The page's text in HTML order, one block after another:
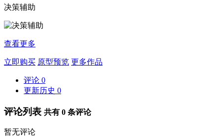
决策辅助
查看更多
立即购买 原型预览 更多作品
评论 0
更新历史 0
评论列表 共有 0 条评论
暂无评论